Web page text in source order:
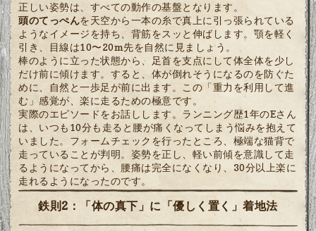
正しい姿勢は、すべての動作の基盤となります。
頭のてっぺんを天空から一本の糸で真上に引っ張られている
ようなイメージを持ち、背筋をスッと伸ばします。顎を軽く
引き、目線は10〜20m先を自然に見ましょう。
棒のように立った状態から、足首を支点にして体全体を少し
だけ前に傾けます。すると、体が倒れそうになるのを防ぐた
めに、自然と一歩足が前に出ます。この「重力を利用して進
む」感覚が、楽に走るための極意です。
実際のエピソードをお話しします。ランニング歴1年のEさん
は、いつも10分も走ると腰が痛くなってしまう悩みを抱えて
いました。フォームチェックを行ったところ、極端な猫背で
走っていることが判明。姿勢を正し、軽い前傾を意識して走
るようになってから、腰痛は完全になくなり、30分以上楽に
走れるようになったのです。
鉄則2：「体の真下」に「優しく置く」着地法